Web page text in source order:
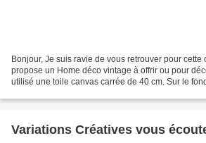
Bonjour, Je suis ravie de vous retrouver pour cette
propose un Home déco vintage à offrir ou pour
utilisé une toile canvas carrée de 40 cm. Sur le
Variations Créatives vous